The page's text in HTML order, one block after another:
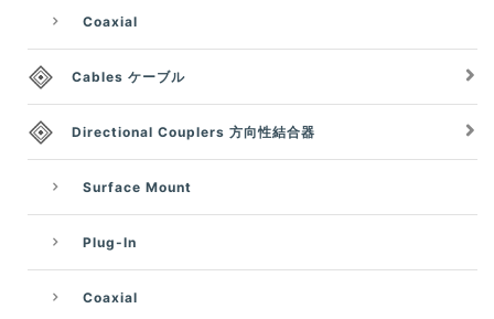
Coaxial
Cables ケーブル
Directional Couplers 方向性結合器
Surface Mount
Plug-In
Coaxial